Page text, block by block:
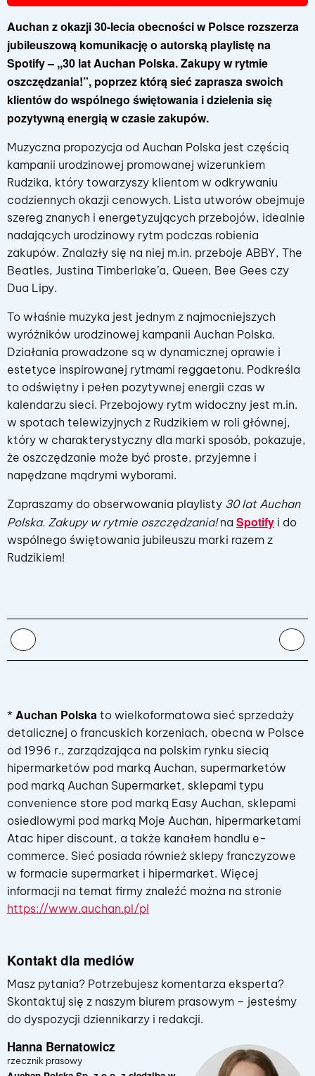
Auchan z okazji 30-lecia obecności w Polsce rozszerza
jubileuszową komunikację o autorską playlistę na
Spotify – ,,30 lat Auchan Polska. Zakupy w rytmie
oszczędzania!”, poprzez którą sieć zaprasza swoich
klientów do wspólnego świętowania i dzielenia się
pozytywną energią w czasie zakupów.
Muzyczna propozycja od Auchan Polska jest częścią
kampanii urodzinowej promowanej wizerunkiem
Rudzika, który towarzyszy klientom w odkrywaniu
codziennych okazji cenowych. Lista utworów obejmuje
szereg znanych i energetyzujących przebojów, idealnie
nadających urodzinowy rytm podczas robienia
zakupów. Znalazły się na niej m.in. przeboje ABBY, The
Beatles, Justina Timberlake’a, Queen, Bee Gees czy
Dua Lipy.
To właśnie muzyka jest jednym z najmocniejszych
wyróżników urodzinowej kampanii Auchan Polska.
Działania prowadzone są w dynamicznej oprawie i
estetyce inspirowanej rytmami reggaetonu. Podkreśla
to odświętny i pełen pozytywnej energii czas w
kalendarzu sieci. Przebojowy rytm widoczny jest m.in.
w spotach telewizyjnych z Rudzikiem w roli głównej,
który w charakterystyczny dla marki sposób, pokazuje,
że oszczędzanie może być proste, przyjemne i
napędzane mądrymi wyborami.
Zapraszamy do obserwowania playlisty 30 lat Auchan
Polska. Zakupy w rytmie oszczędzania!na Spotify i do
wspólnego świętowania jubileuszu marki razem z
Rudzikiem!
* Auchan Polska to wielkoformatowa sieć sprzedaży
detalicznej o francuskich korzeniach, obecna w Polsce
od 1996 r., zarządzająca na polskim rynku siecią
hipermarketów pod marką Auchan, supermarketów
pod marką Auchan Supermarket, sklepami typu
convenience store pod marką Easy Auchan, sklepami
osiedlowymi pod marką Moje Auchan, hipermarketami
Atac hiper discount, a także kanałem handlu e-
commerce. Sieć posiada również sklepy franczyzowe
w formacie supermarket i hipermarket. Więcej
informacji na temat firmy znaleźć można na stronie
https://www.auchan.pl/pl
Kontakt dla mediów
Masz pytania? Potrzebujesz komentarza eksperta?
Skontaktuj się z naszym biurem prasowym – jesteśmy
do dyspozycji dziennikarzy i redakcji.
Hanna Bernatowicz
rzecznik prasowy